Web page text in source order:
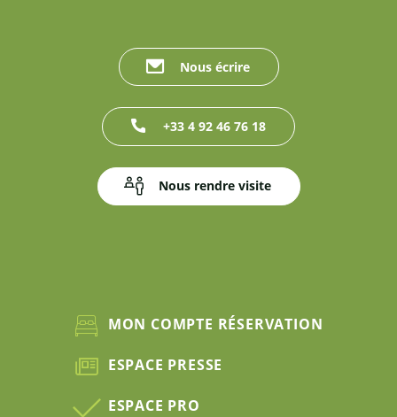
Nous écrire
+33 4 92 46 76 18
Nous rendre visite
MON COMPTE RÉSERVATION
ESPACE PRESSE
ESPACE PRO